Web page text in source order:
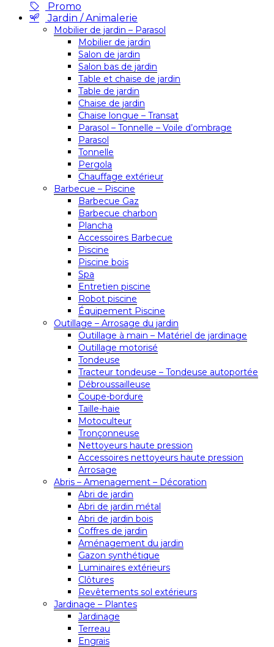
Promo
Jardin / Animalerie
Mobilier de jardin – Parasol
Mobilier de jardin
Salon de jardin
Salon bas de jardin
Table et chaise de jardin
Table de jardin
Chaise de jardin
Chaise longue – Transat
Parasol – Tonnelle – Voile d’ombrage
Parasol
Tonnelle
Pergola
Chauffage extérieur
Barbecue – Piscine
Barbecue Gaz
Barbecue charbon
Plancha
Accessoires Barbecue
Piscine
Piscine bois
Spa
Entretien piscine
Robot piscine
Équipement Piscine
Outillage – Arrosage du jardin
Outillage à main – Matériel de jardinage
Outillage motorisé
Tondeuse
Tracteur tondeuse – Tondeuse autoportée
Débroussailleuse
Coupe-bordure
Taille-haie
Motoculteur
Tronçonneuse
Nettoyeurs haute pression
Accessoires nettoyeurs haute pression
Arrosage
Abris – Amenagement – Décoration
Abri de jardin
Abri de jardin métal
Abri de jardin bois
Coffres de jardin
Aménagement du jardin
Gazon synthétique
Luminaires extérieurs
Clôtures
Revêtements sol extérieurs
Jardinage – Plantes
Jardinage
Terreau
Engrais